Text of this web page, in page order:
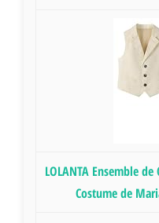
LOLANTA Ensemble
Costume de